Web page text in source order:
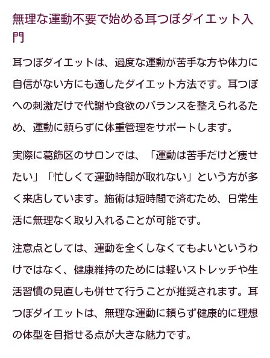
葛飾区で話題の続けやすい耳つぼダイエ
耳つぼダイエットが習慣化しやすいポイ
ント
無理な運動不要で始める耳つぼダイエット入
門
耳つぼダイエットは、過度な運動が苦手な方や体力に
自信がない方にも適したダイエット方法です。耳つぼ
への刺激だけで代謝や食欲のバランスを整えられるた
め、運動に頼らずに体重管理をサポートします。
実際に葛飾区のサロンでは、「運動は苦手だけど痩せ
たい」「忙しくて運動時間が取れない」という方が多
く来店しています。施術は短時間で済むため、日常生
活に無理なく取り入れることが可能です。
注意点としては、運動を全くしなくてもよいというわ
けではなく、健康維持のためには軽いストレッチや生
活習慣の見直しも併せて行うことが推奨されます。耳
つぼダイエットは、無理な運動に頼らず健康的に理想
の体型を目指せる点が大きな魅力です。